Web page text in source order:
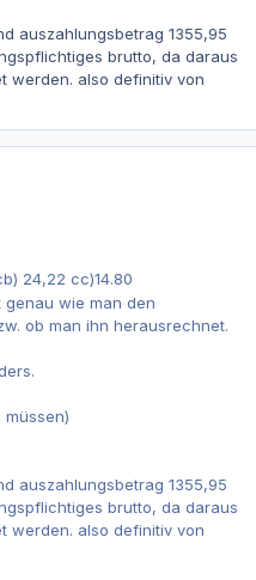
auszahlungsbetrag 1355,95
brutto, da daraus
werden. also definitiv von
24,22 cc)14.80
genau wie man den
ob man ihn herausrechnet.
auszahlungsbetrag 1355,95
brutto, da daraus
werden. also definitiv von